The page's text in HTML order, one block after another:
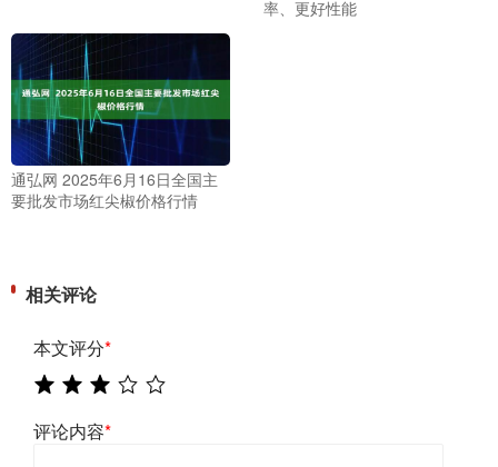
率、更好性能
通弘网 2025年6月16日全国主
要批发市场红尖椒价格行情
相关评论
本文评分*
评论内容*